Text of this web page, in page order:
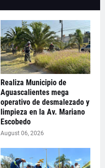
Realiza Municipio de
Aguascalientes mega
operativo de desmalezado y
limpieza en la Av. Mariano
Escobedo
August 06, 2026